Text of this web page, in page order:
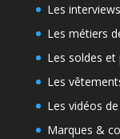
Les
Les métiers
Les soldes
Les
Les vidéos
Marques &